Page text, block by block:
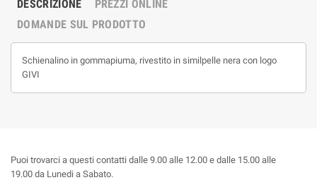
DESCRIZIONE
PREZZI ONLINE
DOMANDE SUL PRODOTTO
Schienalino in gommapiuma, rivestito in similpelle nera con logo
GIVI
Puoi trovarci a questi contatti dalle 9.00 alle 12.00 e dalle 15.00 alle
19.00 da Lunedi a Sabato.